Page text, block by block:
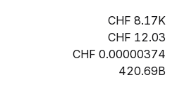
8.17K
12.03
0.00000374
420.69B